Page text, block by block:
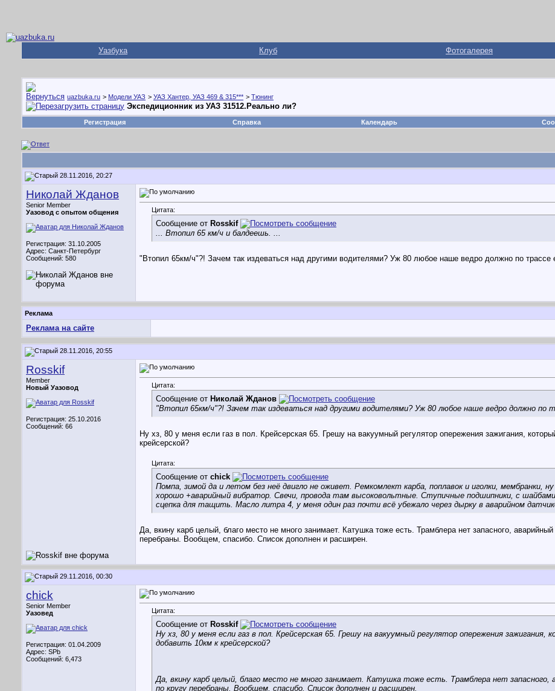
Уазбука Клуб Фотогалерея
uazbuka.ru > Модели УАЗ > УАЗ Хантер, УАЗ 469 & 315*** > Тюнинг
Экспедиционник из УАЗ 31512.Реально ли?
Регистрация Справка Календарь
28.11.2016, 20:27
Николай Жданов
Senior Member
Уазовод с опытом общения
Регистрация: 31.10.2005
Адрес: Санкт-Петербург
Сообщений: 580
Цитата:
Сообщение от Rosskif
... Втопил 65 км/ч и балдеешь. ...
"Втопил 65км/ч"?! Зачем так издеваться над другими водителями? Уж 80 любое наше ведро должно по трассе
Реклама
Реклама на сайте
28.11.2016, 20:55
Rosskif
Member
Новый Уазовод
Регистрация: 25.10.2016
Сообщений: 66
Цитата:
Сообщение от Николай Жданов
"Втопил 65км/ч"?! Зачем так издеваться над другими водителями? Уж 80 любое наше ведро должно по
Ну хз, 80 у меня если газ в пол. Крейсерская 65. Грешу на вакуумный регулятор опережения зажигания,
крейсерской?
Цитата:
Сообщение от chick
Помпа, зимой да и летом без неё двигло не оживет. Ремкомлект карба, поплавок и иголки, мембранки,
хорошо +аварийный вибратор. Свечи, провода там высоковольтные. Ступичные подшипники, с
сцепка для тащить. Масло литра 4, у меня один раз почти всё убежало через дырку в аварийном
Да, вкину карб целый, благо место не много занимает. Катушка тоже есть. Трамблера нет запасного,
перебраны. Вообщем, спасибо. Список дополнен и расширен.
29.11.2016, 00:30
chick
Senior Member
Уазовед
Регистрация: 01.04.2009
Адрес: SPb
Сообщений: 6,473
Цитата:
Сообщение от Rosskif
Ну хз, 80 у меня если газ в пол. Крейсерская 65. Грешу на вакуумный регулятор опережения
добавить 10км к крейсерской?
Да, вкину карб целый, благо место не много занимает. Катушка тоже есть. Трамблера нет
по кругу перебраны. Вообщем, спасибо. Список дополнен и расширен.